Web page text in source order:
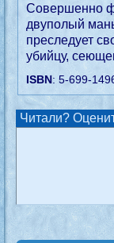
Совершенно
двуполый
преследует
убийцу,
ISBN: 5-699-
Читали?